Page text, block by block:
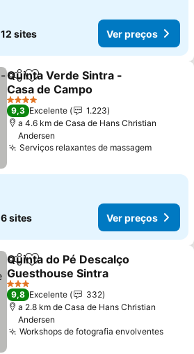
12 sites Ver preços
PartilharAdicionar aos favoritos
Quinta Verde Sintra -
Casa de Campo
Ver preços
4 Estrelas
9,3 Excelente
1.223
a 4.6 km de Casa de Hans Christian
Andersen
Serviços relaxantes de massagemVer
6 sites Ver preços
PartilharAdicionar aos favoritos
Quinta do Pé Descalço
Guesthouse Sintra
Ver preços
3 Estrelas
9,8 Excelente
332
a 2.8 km de Casa de Hans Christian
Andersen
Workshops de fotografia envolventesVer